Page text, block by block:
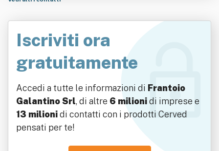
Iscriviti ora
gratuitamente
Accedi a tutte le informazioni di Frantoio
Galantino Srl, di altre 6 milionidi imprese e
13 milionidi contatti con i prodotti Cerved
pensati per te!